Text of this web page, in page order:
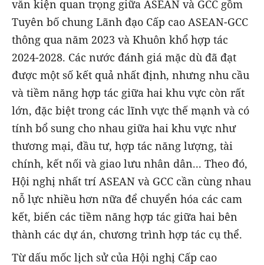
văn kiện quan trọng giữa ASEAN và GCC gồm
Tuyên bố chung Lãnh đạo Cấp cao ASEAN-GCC
thông qua năm 2023 và Khuôn khổ hợp tác
2024-2028. Các nước đánh giá mặc dù đã đạt
được một số kết quả nhất định, nhưng nhu cầu
và tiềm năng hợp tác giữa hai khu vực còn rất
lớn, đặc biệt trong các lĩnh vực thế mạnh và có
tính bổ sung cho nhau giữa hai khu vực như
thương mại, đầu tư, hợp tác năng lượng, tài
chính, kết nối và giao lưu nhân dân... Theo đó,
Hội nghị nhất trí ASEAN và GCC cần cùng nhau
nỗ lực nhiều hơn nữa để chuyển hóa các cam
kết, biến các tiềm năng hợp tác giữa hai bên
thành các dự án, chương trình hợp tác cụ thể.
Từ dấu mốc lịch sử của Hội nghị Cấp cao